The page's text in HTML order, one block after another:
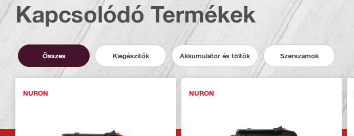
Kapcsolódó Termékek
Összes Kiegészítők Akkumulátor és töltők Szerszámok
NURON NURON